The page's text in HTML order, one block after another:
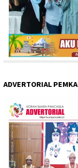
ADVERTORIAL